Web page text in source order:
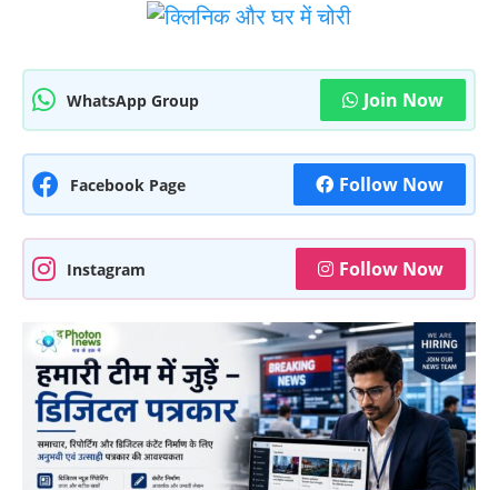
WhatsApp Group Join Now
Facebook Page Follow Now
Instagram Follow Now